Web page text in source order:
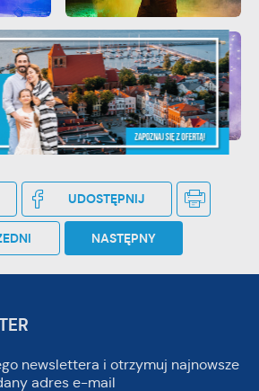
UDOSTĘPNIJ
NASTĘPNY
newslettera i otrzymuj najnowsze
adres e-mail